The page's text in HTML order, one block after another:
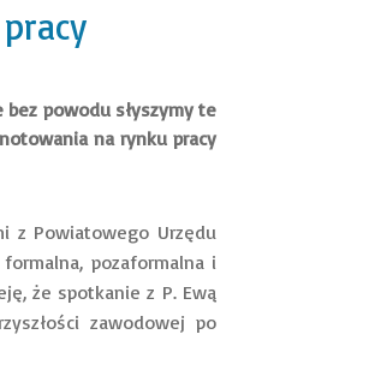
powodu słyszymy te
na rynku pracy
z Powiatowego Urzędu
pozaformalna i
że spotkanie z P. Ewą
zawodowej po